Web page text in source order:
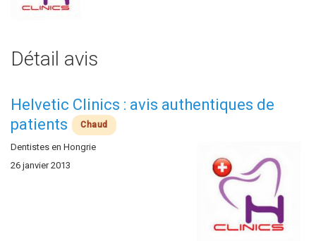
Détail avis
Helvetic Clinics : avis authentiques de
patients
Chaud
Dentistes en Hongrie
26 janvier 2013